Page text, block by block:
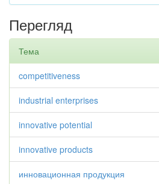
Перегляд
Тема
competitiveness
industrial enterprises
innovative potential
innovative products
инновационная продукция